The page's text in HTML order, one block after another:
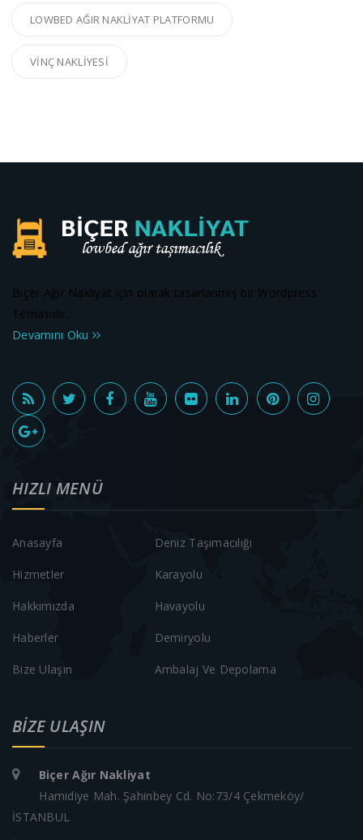
LOWBED AĞIR NAKLIYAT PLATFORMU
VINÇ NAKLIYESI
Biçer Ağır Nakliyat için olarak tasarlanmış bir Wordpress
Temasıdır.
Devamını Oku
HIZLI MENÜ
Anasayfa
Hizmetler
Hakkımızda
Haberler
Bize Ulaşın
Deniz Taşımacılığı
Karayolu
Havayolu
Demiryolu
Ambalaj Ve Depolama
BIZE ULAŞIN
Biçer Ağır Nakliyat
Hamidiye Mah. Şahinbey Cd. No:73/4 Çekmeköy/
İSTANBUL